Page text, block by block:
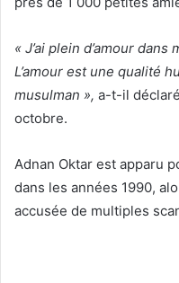
« J’ai plein d’amour
L’amour est une qualité
musulman », a-t-il
octobre.
Adnan Oktar est apparu
dans les années 1990,
accusée de multiples